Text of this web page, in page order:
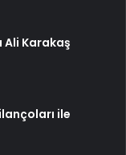
Ali Karakaş
ile